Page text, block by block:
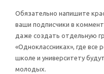
Обязательно напишите
ваши подписчики в
даже создать отдельную
«Одноклассниках», где все
школе и университету
молодых.